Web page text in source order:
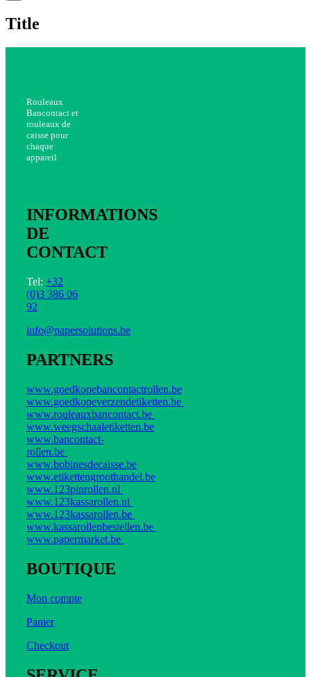
product
view
Title
Rouleaux
Bancontact et
rouleaux de
caisse pour
chaque
appareil.
INFORMATIONS
DE
CONTACT
Tel: +32
(0)3 386 06
92
info@papersolutions.be
PARTNERS
www.goedkopebancontactrollen.be
www.goedkopeverzendetiketten.be
www.rouleauxbancontact.be
www.weegschaaletiketten.be
www.bancontact-
rollen.be
www.bobinesdecaisse.be
www.etikettengroothandel.be
www.123pinrollen.nl
www.123kassarollen.nl
www.123kassarollen.be
www.kassarollenbestellen.be
www.papermarket.be
BOUTIQUE
Mon compte
Panier
Checkout